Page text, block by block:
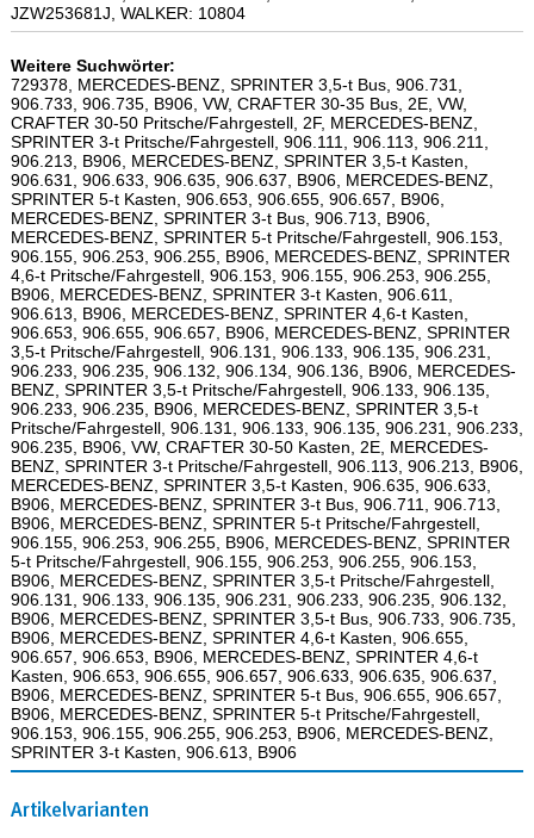
JZW253681J, WALKER: 10804
Weitere Suchwörter:
729378, MERCEDES-BENZ, SPRINTER 3,5-t Bus, 906.731,
906.733, 906.735, B906, VW, CRAFTER 30-35 Bus, 2E, VW,
CRAFTER 30-50 Pritsche/Fahrgestell, 2F, MERCEDES-BENZ,
SPRINTER 3-t Pritsche/Fahrgestell, 906.111, 906.113, 906.211,
906.213, B906, MERCEDES-BENZ, SPRINTER 3,5-t Kasten,
906.631, 906.633, 906.635, 906.637, B906, MERCEDES-BENZ,
SPRINTER 5-t Kasten, 906.653, 906.655, 906.657, B906,
MERCEDES-BENZ, SPRINTER 3-t Bus, 906.713, B906,
MERCEDES-BENZ, SPRINTER 5-t Pritsche/Fahrgestell, 906.153,
906.155, 906.253, 906.255, B906, MERCEDES-BENZ, SPRINTER
4,6-t Pritsche/Fahrgestell, 906.153, 906.155, 906.253, 906.255,
B906, MERCEDES-BENZ, SPRINTER 3-t Kasten, 906.611,
906.613, B906, MERCEDES-BENZ, SPRINTER 4,6-t Kasten,
906.653, 906.655, 906.657, B906, MERCEDES-BENZ, SPRINTER
3,5-t Pritsche/Fahrgestell, 906.131, 906.133, 906.135, 906.231,
906.233, 906.235, 906.132, 906.134, 906.136, B906, MERCEDES-
BENZ, SPRINTER 3,5-t Pritsche/Fahrgestell, 906.133, 906.135,
906.233, 906.235, B906, MERCEDES-BENZ, SPRINTER 3,5-t
Pritsche/Fahrgestell, 906.131, 906.133, 906.135, 906.231, 906.233,
906.235, B906, VW, CRAFTER 30-50 Kasten, 2E, MERCEDES-
BENZ, SPRINTER 3-t Pritsche/Fahrgestell, 906.113, 906.213, B906,
MERCEDES-BENZ, SPRINTER 3,5-t Kasten, 906.635, 906.633,
B906, MERCEDES-BENZ, SPRINTER 3-t Bus, 906.711, 906.713,
B906, MERCEDES-BENZ, SPRINTER 5-t Pritsche/Fahrgestell,
906.155, 906.253, 906.255, B906, MERCEDES-BENZ, SPRINTER
5-t Pritsche/Fahrgestell, 906.155, 906.253, 906.255, 906.153,
B906, MERCEDES-BENZ, SPRINTER 3,5-t Pritsche/Fahrgestell,
906.131, 906.133, 906.135, 906.231, 906.233, 906.235, 906.132,
B906, MERCEDES-BENZ, SPRINTER 3,5-t Bus, 906.733, 906.735,
B906, MERCEDES-BENZ, SPRINTER 4,6-t Kasten, 906.655,
906.657, 906.653, B906, MERCEDES-BENZ, SPRINTER 4,6-t
Kasten, 906.653, 906.655, 906.657, 906.633, 906.635, 906.637,
B906, MERCEDES-BENZ, SPRINTER 5-t Bus, 906.655, 906.657,
B906, MERCEDES-BENZ, SPRINTER 5-t Pritsche/Fahrgestell,
906.153, 906.155, 906.255, 906.253, B906, MERCEDES-BENZ,
SPRINTER 3-t Kasten, 906.613, B906
Artikelvarianten